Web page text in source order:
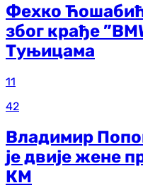
Фехко
због крађе
Туњицама
11
42
Владимир
је двије жене
КМ